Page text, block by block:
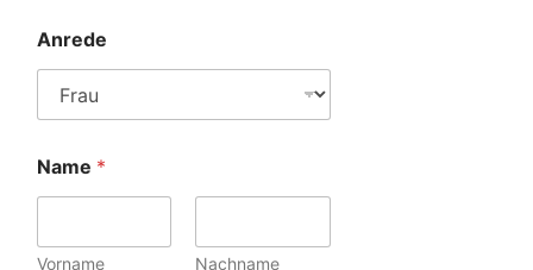
Anrede
Name *
Vorname Nachname